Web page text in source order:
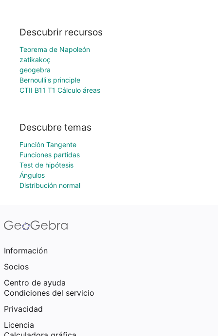
Descubrir recursos
Teorema de Napoleón
zatikakoç
geogebra
Bernoulli's principle
CTII B11 T1 Cálculo áreas
Descubre temas
Función Tangente
Funciones partidas
Test de hipótesis
Ángulos
Distribución normal
Información
Socios
Centro de ayuda
Condiciones del servicio
Privacidad
Licencia